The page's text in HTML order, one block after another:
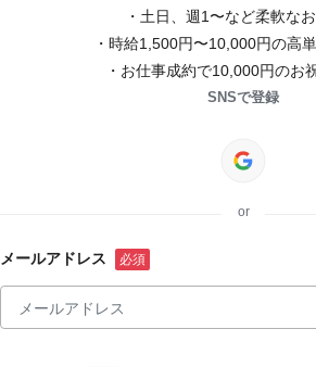
・土日、週1〜など柔軟な
・時給1,500円〜10,000円の高
・お仕事成約で10,000円のお
SNSで登録
or
メールアドレス